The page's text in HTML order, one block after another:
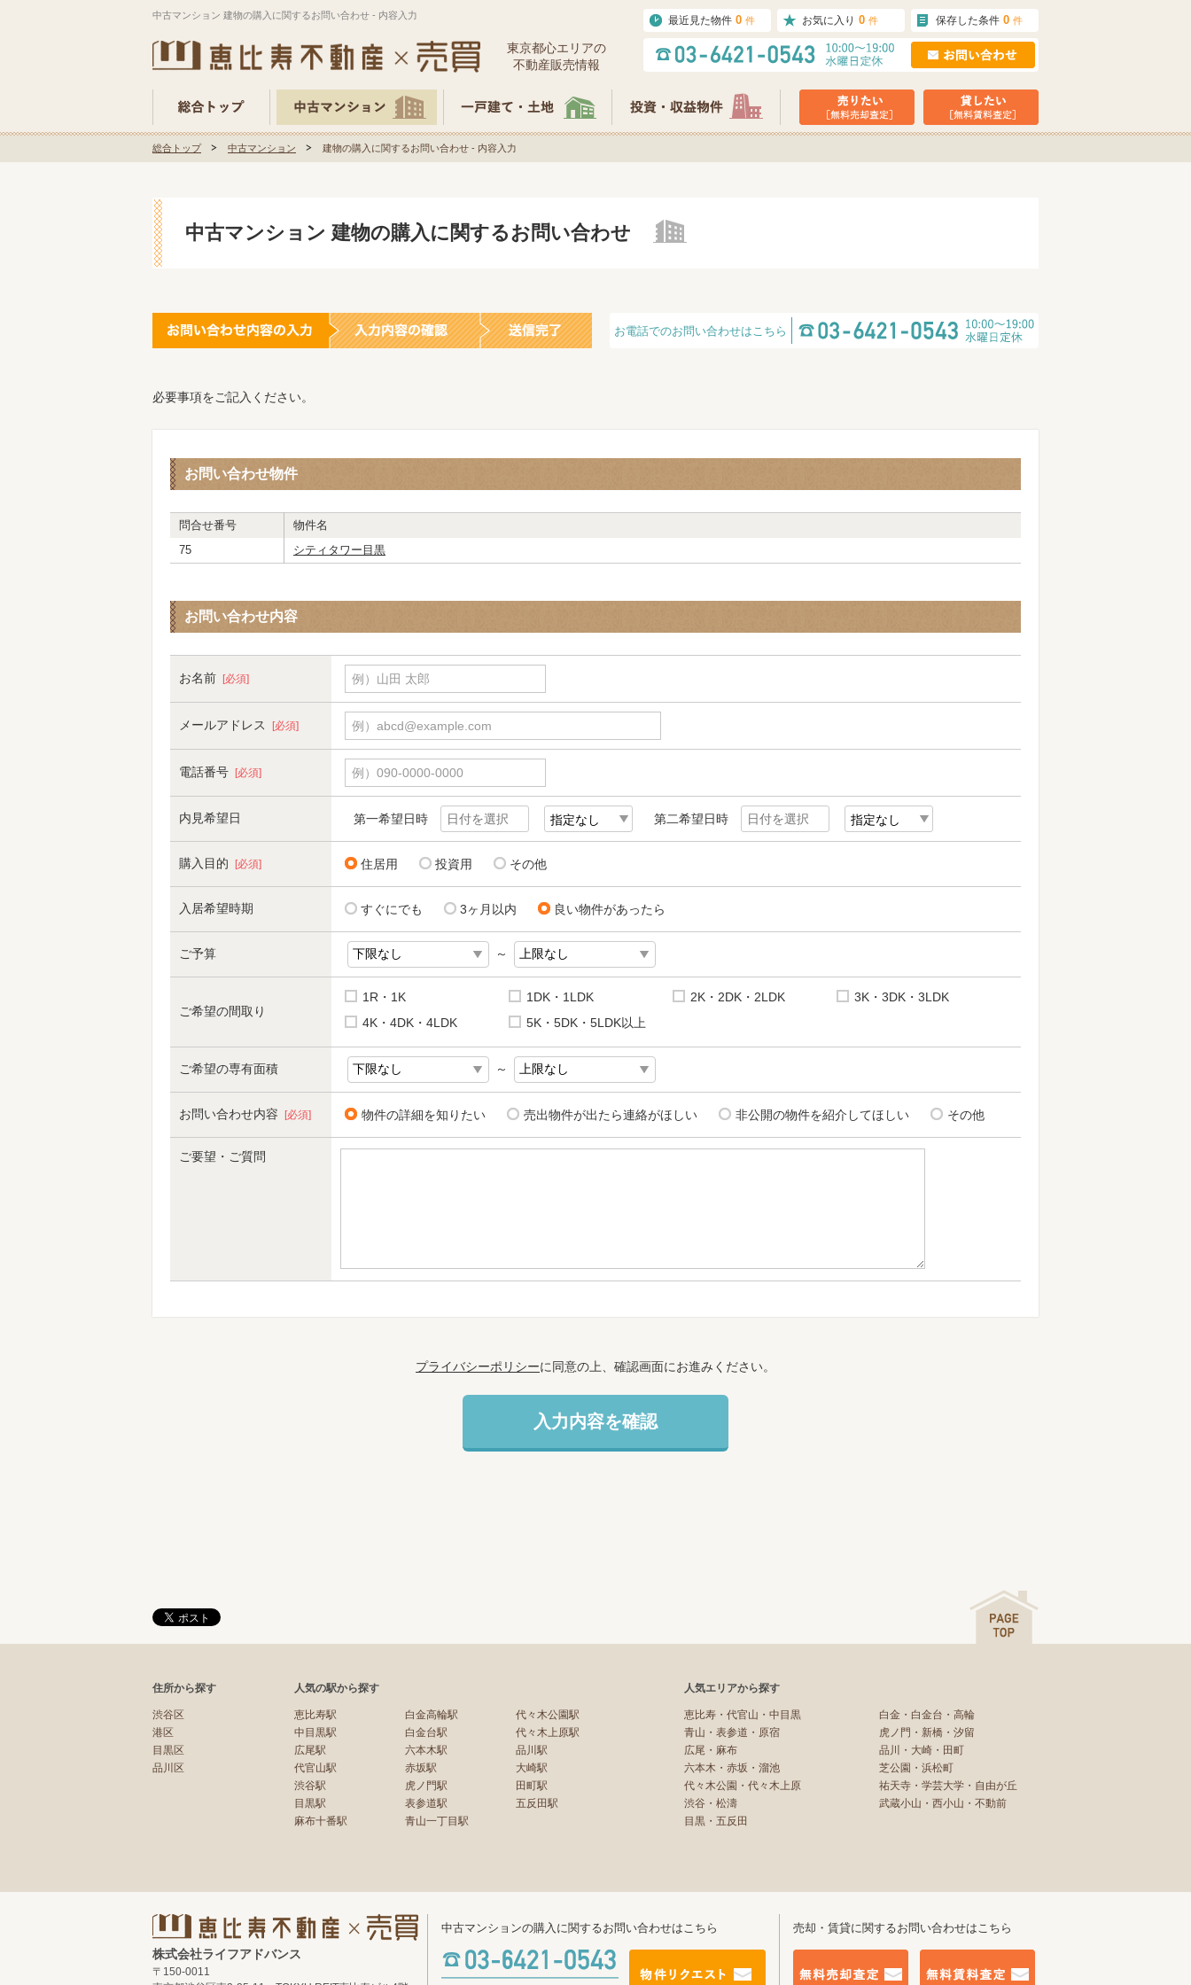
中古マンション 建物の購入に関するお問い合わせ - 内容入力
東京都⼼エリアの
不動産販売情報
最近見た物件 0 件 お気に入り 0 件 保存した条件 0 件
総合トップ 中古マンション 建物の購入に関するお問い合わせ - 内容入力
中古マンション 建物の購入に関するお問い合わせ
お電話でのお問い合わせはこちら
必要事項をご記入ください。
お問い合わせ物件
問合せ番号
物件名
75
シティタワー目黒
お問い合わせ内容
お名前 [必須] 例）山田 太郎
メールアドレス [必須] 例）abcd@example.com
電話番号 [必須] 例）090-0000-0000
内見希望日 第一希望日時 第二希望日時
購入目的 [必須] 住居用 投資用 その他
入居希望時期 すぐにでも 3ヶ月以内 良い物件があったら
ご予算 ～
ご希望の間取り
1R・1K 1DK・1LDK 2K・2DK・2LDK
3K・3DK・3LDK
4K・4DK・4LDK
5K・5DK・5LDK以上
ご希望の専有面積 ～
お問い合わせ内容 [必須] 物件の詳細を知りたい 売出物件が出たら連絡がほしい 非公開の物件を紹介してほしい その他
ご要望・ご質問
プライバシーポリシーに同意の上、確認画面にお進みください。
住所から探す
渋谷区
港区
目黒区
品川区
人気の駅から探す
恵比寿駅
中目黒駅
広尾駅
代官山駅
渋谷駅
目黒駅
麻布十番駅
白金高輪駅
白金台駅
六本木駅
赤坂駅
虎ノ門駅
表参道駅
青山一丁目駅
代々木公園駅
代々木上原駅
品川駅
大崎駅
田町駅
五反田駅
人気エリアから探す
恵比寿・代官山・中目黒
青山・表参道・原宿
広尾・麻布
六本木・赤坂・溜池
代々木公園・代々木上原
渋谷・松濤
目黒・五反田
白金・白金台・高輪
虎ノ門・新橋・汐留
品川・大崎・田町
芝公園・浜松町
祐天寺・学芸大学・自由が丘
武蔵小山・西小山・不動前
株式会社ライフアドバンス
〒150-0011
中古マンションの購入に関するお問い合わせはこちら 売却・賃貸に関するお問い合わせはこちら